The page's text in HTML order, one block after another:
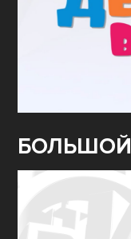
БОЛЬШОЙ